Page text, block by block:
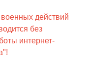
действий
без
интернет-